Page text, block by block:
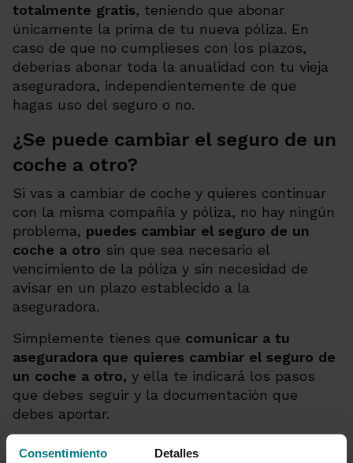
Consentimiento Detalles
totalmente gratis, teniendo que abonar
únicamente la prima de tu nueva póliza. En
caso de que no cumplieses con los plazos,
deberías abonar toda la anualidad con tu vieja
aseguradora, independientemente de que
hagas uso del seguro o no.
¿Se puede cambiar el seguro de un
coche a otro?
Si vas a cambiar de coche y quieres continuar
con la misma compañía y póliza, no hay ningún
problema, puedes cambiar el seguro de un
coche a otro sin que sea necesario el
vencimiento de la póliza y sin necesidad de
avisar en un plazo establecido a la
aseguradora.
Simplemente tienes que comunicar a tu
aseguradora que quieres cambiar el seguro de
un coche a otro, y ella te indicará los pasos
que debes seguir y la documentación que
debes aportar.
Así mismo,
al vender un vehículo también es